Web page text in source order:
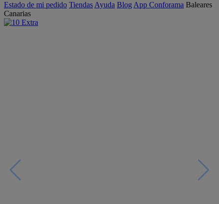
Estado de mi pedido Tiendas Ayuda Blog App Conforama Baleares
Canarias